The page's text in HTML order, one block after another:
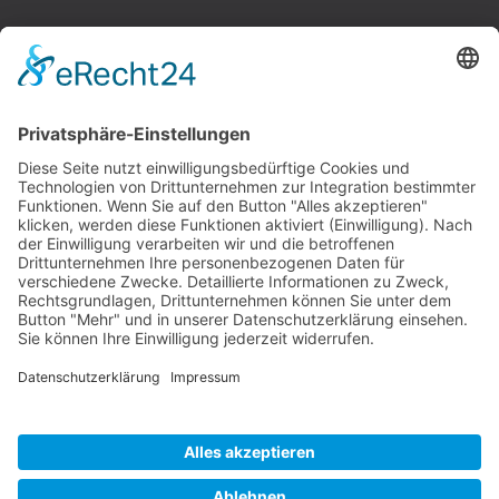
Kontakt:
Fax: 02604 94 35 52
E-Mail:info@physio-laux-mager.de
Mitgliedschaft: